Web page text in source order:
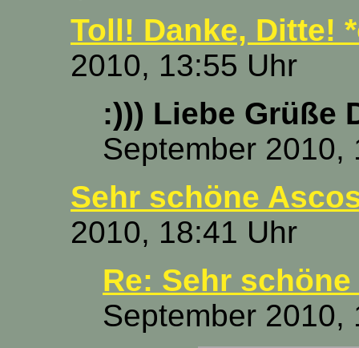
Toll! Danke, Ditte!
2010, 13:55 Uhr
:))) Liebe Grüße
September 2010,
Sehr schöne
2010, 18:41 Uhr
Re: Sehr
September 2010,